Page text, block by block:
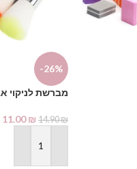
-26%
מברשת לניקוי
14.90₪
11.00₪
הוספה לסל